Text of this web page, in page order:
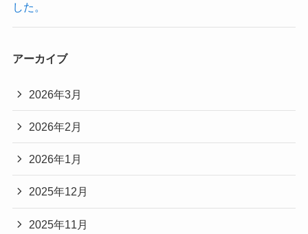
した。
アーカイブ
2026年3月
2026年2月
2026年1月
2025年12月
2025年11月